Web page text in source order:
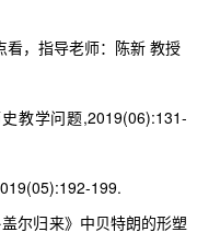
，指导老师：陈新 教授
教学问题,2019(06):131-
199.
·盖尔归来》中贝特朗的形塑